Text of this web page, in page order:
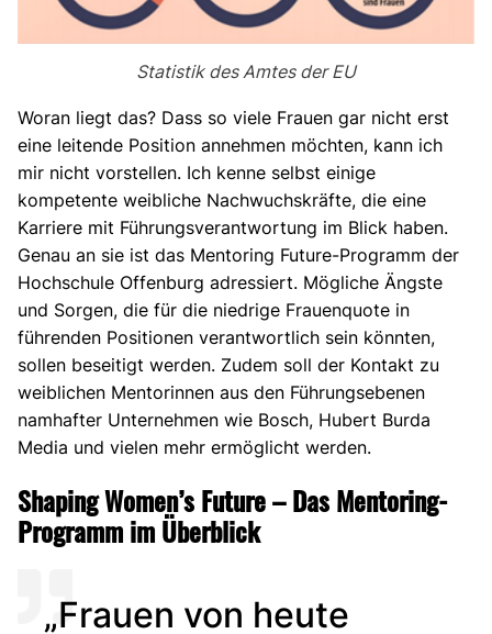
Statistik des Amtes der EU
Woran liegt das? Dass so viele Frauen gar nicht erst
eine leitende Position annehmen möchten, kann ich
mir nicht vorstellen. Ich kenne selbst einige
kompetente weibliche Nachwuchskräfte, die eine
Karriere mit Führungsverantwortung im Blick haben.
Genau an sie ist das Mentoring Future-Programm der
Hochschule Offenburg adressiert. Mögliche Ängste
und Sorgen, die für die niedrige Frauenquote in
führenden Positionen verantwortlich sein könnten,
sollen beseitigt werden. Zudem soll der Kontakt zu
weiblichen Mentorinnen aus den Führungsebenen
namhafter Unternehmen wie Bosch, Hubert Burda
Media und vielen mehr ermöglicht werden.
Shaping Women’s Future – Das Mentoring-
Programm im Überblick
„Frauen von heute